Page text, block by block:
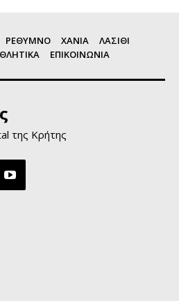
ΡΕΘΥΜΝΟ ΧΑΝΙΑ
ΛΑΣΙΘΙ
ΕΠΙΚΟΙΝΩΝΙΑ
της Κρήτης